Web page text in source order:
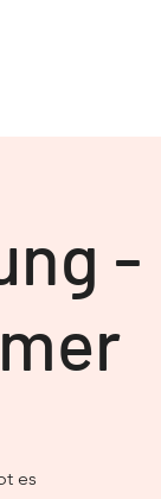
-
es